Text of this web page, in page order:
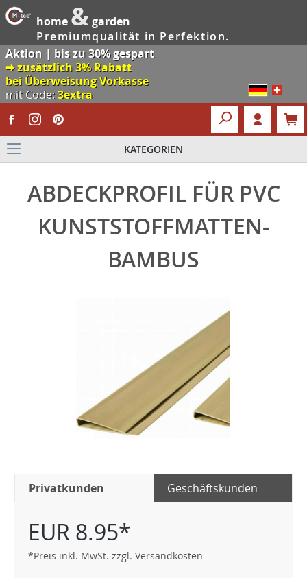
home &garden
Premiumqualität in Perfektion.
Aktion | bis zu 30% gespart
🠮 zusätzlich 3% Rabatt
bei Überweisung Vorkasse
mit Code:3extra
KATEGORIEN
ABDECKPROFIL FÜR PVC
KUNSTSTOFFMATTEN-
BAMBUS
Privatkunden Geschäftskunden
EUR 8.95*
*Preis inkl. MwSt. zzgl. Versandkosten